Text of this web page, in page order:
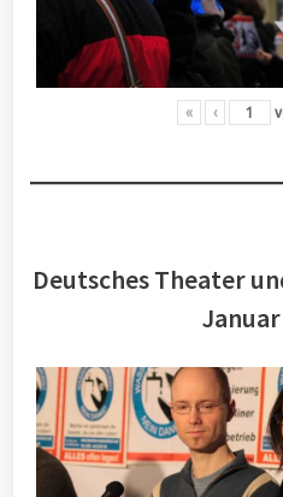
« ‹
Deutsches Theater